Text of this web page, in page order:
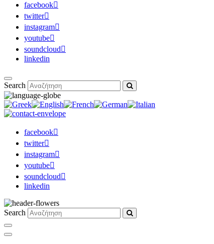
facebook
twitter
instagram
youtube
soundcloud
linkedin
Search
facebook
twitter
instagram
youtube
soundcloud
linkedin
Search